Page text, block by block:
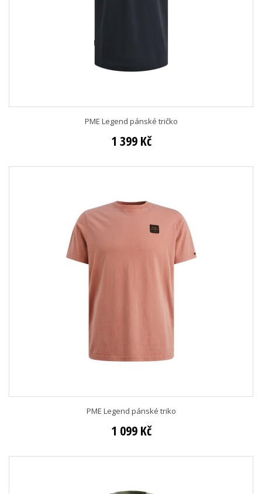
PME Legend pánské tričko
1 399 Kč
PME Legend pánské triko
1 099 Kč